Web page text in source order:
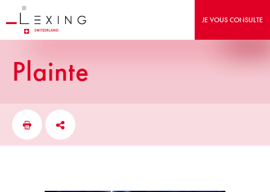
JE VOUS CONSULTE
plainte